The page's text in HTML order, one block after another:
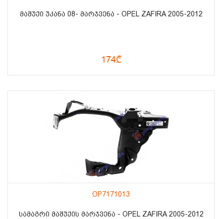
ᲛᲐᲨᲣᲥᲘ ᲣᲙᲐᲜᲐ 08- ᲛᲐᲠᲯᲕᲔᲜᲐ - OPEL ZAFIRA 2005-2012
174₾
OP7171013
ᲡᲐᲛᲐᲒᲠᲘ ᲛᲐᲨᲣᲥᲘᲡ ᲛᲐᲠᲯᲕᲔᲜᲐ - OPEL ZAFIRA 2005-2012